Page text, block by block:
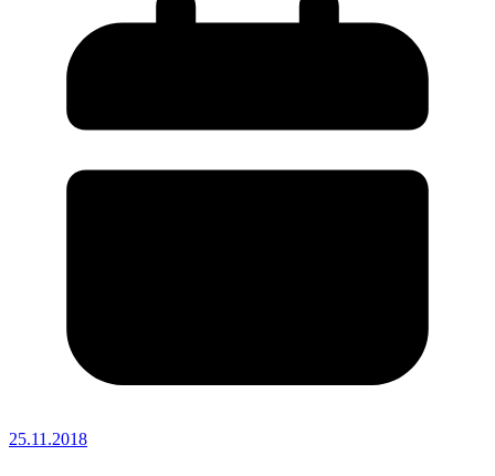
25.11.2018